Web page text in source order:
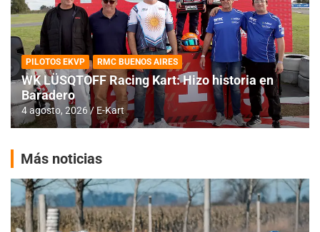
PILOTOS EKVP RMC BUENOS AIRES
WK LÜSQTOFF Racing Kart: Hizo historia en
Baradero
4 agosto, 2026 E-Kart
Más noticias